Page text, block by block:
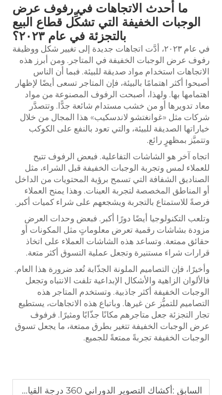
ما أحدث الاتجاهات في رفوف عرض
الوجبات الخفيفة التي تشكِّل قطاع البيع
بالتجزئة في عام ٢٠٢٣؟
في عام ٢٠٢٣، أدَّت اتجاهات جديدة إلى تغيير شكل ووظيفة
رفوف عرض الوجبات الخفيفة في المتاجر. ومن أبرز هذه
الاتجاهات استخدام مواد صديقة للبيئة. فبما أن الناس
أصبحوا أكثر اهتمامًا بالبيئة، فإن المتاجر تسعى أيضًا لإظهار
اهتمامها بها. ولهذا، أصبحت الرفوف المصنوعة من مواد
معاد تدويرها أو من خشب مستدام شائعة جدًّا. وتتصدَّر
شركات مثل «غوانغتشو لاندسكيب» هذا المجال من خلال
خياراتها الصديقة للبيئة، والتي تعود بالنفع على الكوكب
وتتميَّز بمظهرٍ رائع.
اتجاه آخر هو الشاشات التفاعلية. فبعض الرفوف تتيح
للعملاء لمس وتجربة الوجبات الخفيفة قبل الشراء، مثل
الصناديق الشفافة التي تسمح برؤية المحتويات من الداخل
أو المناطق المخصصة لتجربة العينات. وهذا يمنح العملاء
فرصةً للاستمتاع بالتجربة ويشجعهم على شراء كميات أكبر.
وتلعب التكنولوجيا أيضًا دورًا أكبر. فبعض وحدات العرض
مزودة بشاشات رقمية تعرض معلوماتٍ مثل المكونات أو
حقائق ممتعة. وتساعد هذه الشاشات العملاء على اتخاذ
قرارات شراء مستنيرة وتجعل عملية التسوق أكثر متعة.
وأخيرًا، فإن التصاميم الملونة الجذّابة تُعد ضرورة هذا العام.
فالألوان الزاهية والأشكال الإبداعية تلفت الانتباه وتجعل
الوجبات الخفيفة أكثر جاذبية. وتستخدم المتاجر هذه
التصاميم للتميُّز عن غيرها. وباتباع هذه الاتجاهات، يستطيع
تجار التجزئة جعل متاجرهم مكانًا جذّابًا ومثيرًا. فرفوف
عرض الوجبات الخفيفة تتغير بطرق ممتعة، ما يجعل تسوق
الوجبات الخفيفة تجربةً ممتعةً للجميع.
السابق :أكشاك التصوير الدوراني 360 درجة القياسية في القطاع